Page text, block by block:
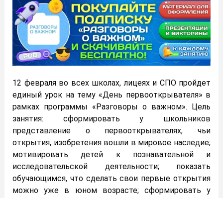
12 февраля во всех школах, лицеях и СПО пройдет
единый урок на тему «День первооткрывателя» в
рамках программы «Разговоры о важном». Цель
занятия: сформировать у школьников
представление о первооткрывателях, чьи
открытия, изобретения вошли в мировое наследие;
мотивировать детей к познавательной и
исследовательской деятельности; показать
обучающимся, что сделать свои первые открытия
можно уже в юном возрасте; сформировать у